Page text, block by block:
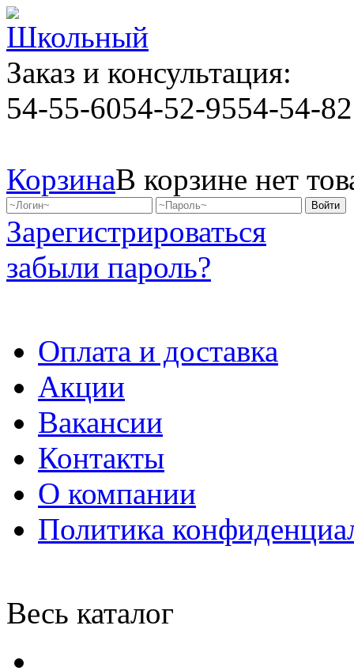
Заказ и консультация:
54-55-6054-52-9554-54-82
КорзинаВ корзине нет
Зарегистрироваться
забыли пароль?
Оплата и доставка
Акции
Вакансии
Контакты
О компании
Политика
Весь каталог